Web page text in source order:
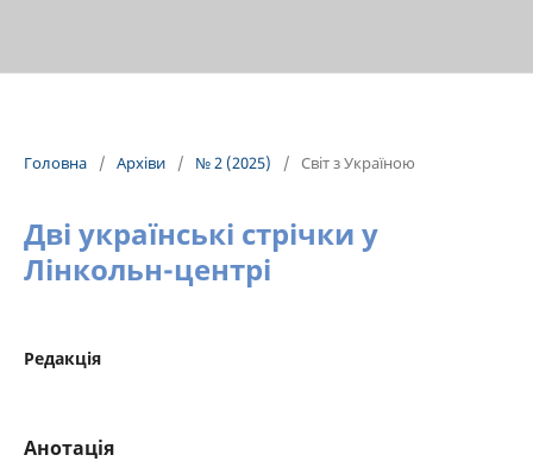
Головна / Архіви / № 2 (2025) / Світ з Україною
Дві українські стрічки у
Лінкольн-центрі
Редакція
Анотація